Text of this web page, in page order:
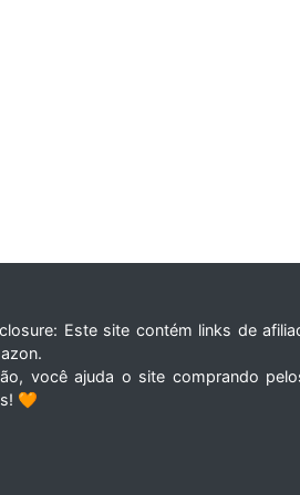
Este site contém links de
você ajuda o site comprando
🧡